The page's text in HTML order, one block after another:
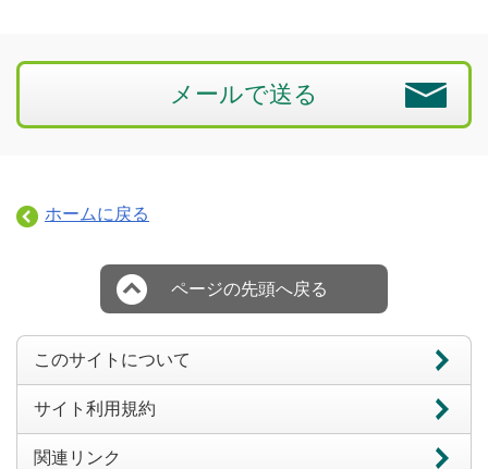
メールで送る
ホームに戻る
ページの先頭へ戻る
このサイトについて
サイト利用規約
関連リンク